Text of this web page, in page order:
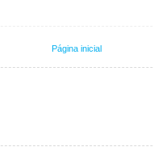
Página inicial